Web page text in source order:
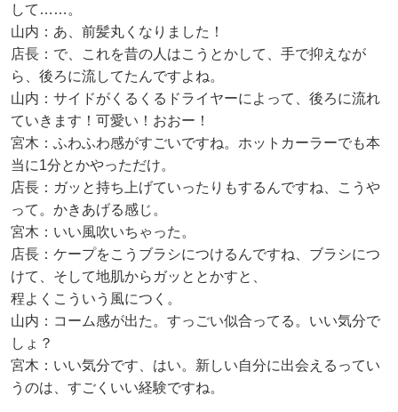
して……。
山内：あ、前髪丸くなりました！
店長：で、これを昔の人はこうとかして、手で抑えなが
ら、後ろに流してたんですよね。
山内：サイドがくるくるドライヤーによって、後ろに流れ
ていきます！可愛い！おおー！
宮木：ふわふわ感がすごいですね。ホットカーラーでも本
当に1分とかやっただけ。
店長：ガッと持ち上げていったりもするんですね、こうや
って。かきあげる感じ。
宮木：いい風吹いちゃった。
店長：ケープをこうブラシにつけるんですね、ブラシにつ
けて、そして地肌からガッととかすと、
程よくこういう風につく。
山内：コーム感が出た。すっごい似合ってる。いい気分で
しょ？
宮木：いい気分です、はい。新しい自分に出会えるってい
うのは、すごくいい経験ですね。